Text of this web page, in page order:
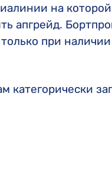
на
апгрейд.
при наличии
категорически